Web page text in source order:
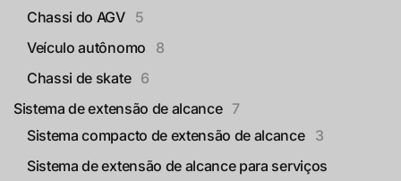
Chassi do AGV
5
Veículo autônomo
8
Chassi de skate 6
Sistema de extensão de alcance 7
Sistema compacto de extensão de alcance
3
Sistema de extensão de alcance para serviços